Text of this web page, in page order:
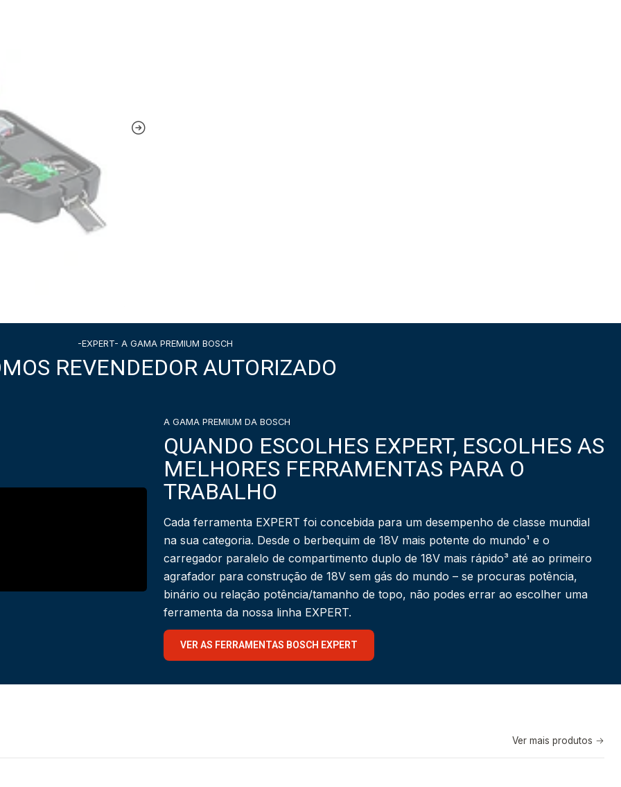
-EXPERT- A GAMA PREMIUM BOSCH
REVENDEDOR AUTORIZADO
A GAMA PREMIUM DA BOSCH
QUANDO ESCOLHES EXPERT, ESCOLHES AS
MELHORES FERRAMENTAS PARA O
TRABALHO
Cada ferramenta EXPERT foi concebida para um desempenho de classe mundial
na sua categoria. Desde o berbequim de 18V mais potente do mundo¹ e o
carregador paralelo de compartimento duplo de 18V mais rápido³ até ao primeiro
agrafador para construção de 18V sem gás do mundo – se procuras potência,
binário ou relação potência/tamanho de topo, não podes errar ao escolher uma
ferramenta da nossa linha EXPERT.
VER AS FERRAMENTAS BOSCH EXPERT
Ver mais produtos